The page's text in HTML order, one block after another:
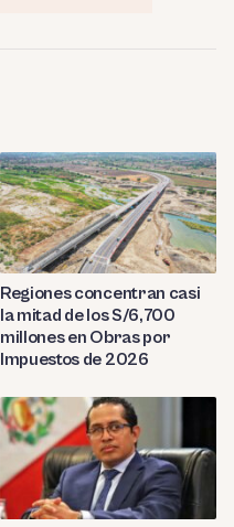
Regiones concentran casi
la mitad de los S/6,700
millones en Obras por
Impuestos de 2026